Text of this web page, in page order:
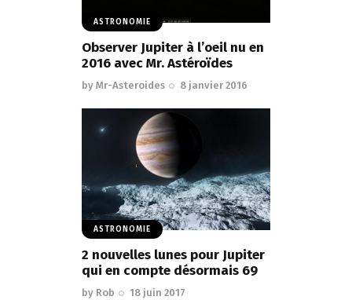
ASTRONOMIE
Observer Jupiter à l’oeil nu en
2016 avec Mr. Astéroïdes
by Mr-Asteroides 8 janvier 2016
ASTRONOMIE
2 nouvelles lunes pour Jupiter
qui en compte désormais 69
by Rob 18 juin 2017